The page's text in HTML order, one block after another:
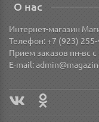
О нас
Интернет-магазин
Телефон: +7 (923) 255-
Прием заказов пн-вс с
E-mail: